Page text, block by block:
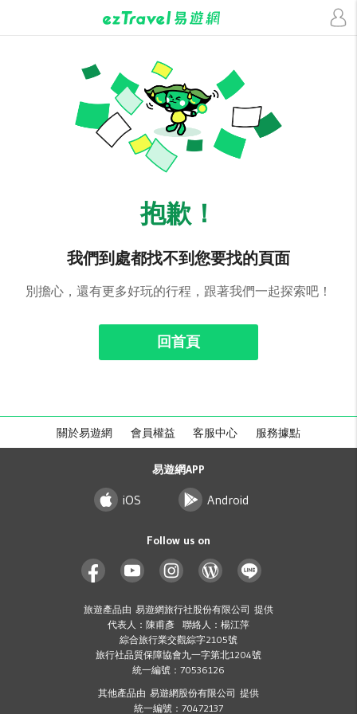
抱歉！
我們到處都找不到您要找的頁面
別擔心，還有更多好玩的行程，跟著我們一起探索吧！
回首頁
關於易遊網 會員權益 客服中心 服務據點
易遊網APP
iOS Android
Follow us on
旅遊產品由 易遊網旅行社股份有限公司 提供
代表人：陳甫彥 聯絡人：楊江萍
綜合旅行業交觀綜字2105號
旅行社品質保障協會九一字第北1204號
統一編號：70536126
其他產品由 易遊網股份有限公司 提供
統一編號：70472137